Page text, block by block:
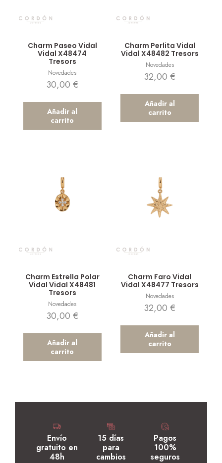
Charm Paseo Vidal
Vidal X48474
Tresors
Novedades
30,00 €
Añadir al
carrito
Charm Perlita Vidal
Vidal X48482 Tresors
Novedades
32,00 €
Añadir al
carrito
Charm Estrella Polar
Vidal Vidal X48481
Tresors
Novedades
30,00 €
Añadir al
carrito
Charm Faro Vidal
Vidal X48477 Tresors
Novedades
32,00 €
Añadir al
carrito
Envío
gratuito en
48h
15 días
para
cambios
Pagos
100%
seguros